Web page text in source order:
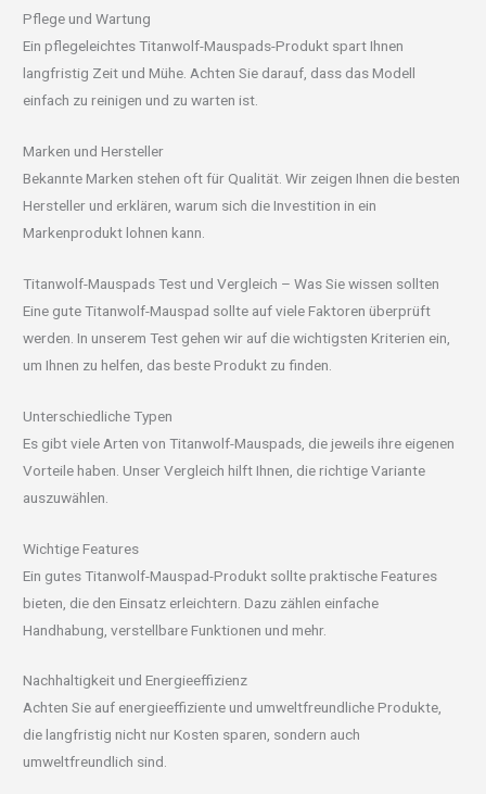
Pflege und Wartung
Ein pflegeleichtes Titanwolf-Mauspads-Produkt spart Ihnen
langfristig Zeit und Mühe. Achten Sie darauf, dass das Modell
einfach zu reinigen und zu warten ist.
Marken und Hersteller
Bekannte Marken stehen oft für Qualität. Wir zeigen Ihnen die besten
Hersteller und erklären, warum sich die Investition in ein
Markenprodukt lohnen kann.
Titanwolf-Mauspads Test und Vergleich – Was Sie wissen sollten
Eine gute Titanwolf-Mauspad sollte auf viele Faktoren überprüft
werden. In unserem Test gehen wir auf die wichtigsten Kriterien ein,
um Ihnen zu helfen, das beste Produkt zu finden.
Unterschiedliche Typen
Es gibt viele Arten von Titanwolf-Mauspads, die jeweils ihre eigenen
Vorteile haben. Unser Vergleich hilft Ihnen, die richtige Variante
auszuwählen.
Wichtige Features
Ein gutes Titanwolf-Mauspad-Produkt sollte praktische Features
bieten, die den Einsatz erleichtern. Dazu zählen einfache
Handhabung, verstellbare Funktionen und mehr.
Nachhaltigkeit und Energieeffizienz
Achten Sie auf energieeffiziente und umweltfreundliche Produkte,
die langfristig nicht nur Kosten sparen, sondern auch
umweltfreundlich sind.